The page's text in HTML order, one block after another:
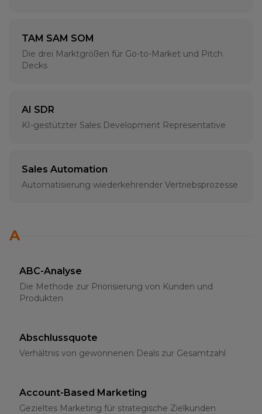
TAM SAM SOM
Die drei Marktgrößen für Go-to-Market und Pitch
Decks
AI SDR
KI-gestützter Sales Development Representative
Sales Automation
Automatisierung wiederkehrender Vertriebsprozesse
A
ABC-Analyse
Die Methode zur Priorisierung von Kunden und
Produkten
Abschlussquote
Verhältnis von gewonnenen Deals zur Gesamtzahl
Account-Based Marketing
Gezieltes Marketing für strategische Zielkunden